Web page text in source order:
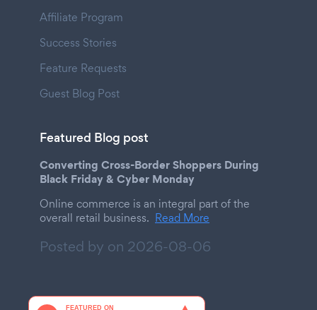
Affiliate Program
Success Stories
Feature Requests
Guest Blog Post
Featured Blog post
Converting Cross-Border Shoppers During
Black Friday & Cyber Monday
Online commerce is an integral part of the
overall retail business. Read More
Posted by on 2026-08-06